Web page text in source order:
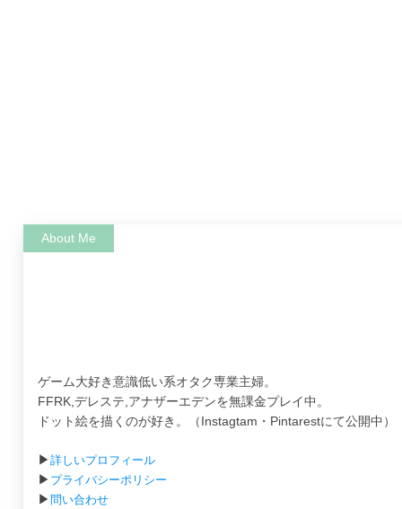
ゲーム大好き意識低い系オタク専業主婦。
FFRK,デレステ,アナザーエデンを無課金プレイ中。
ドット絵を描くのが好き。（Instagtam・Pintarestにて公開中）
▶ 詳しいプロフィール
▶ プライバシーポリシー
▶ 問い合わせ